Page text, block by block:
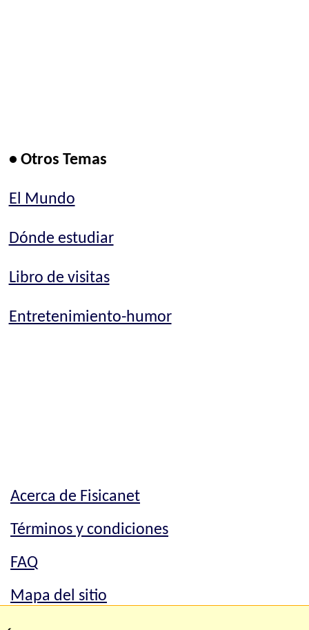
• Otros Temas
El Mundo
Dónde estudiar
Libro de visitas
Entretenimiento-humor
Acerca de Fisicanet
Términos y condiciones
FAQ
Mapa del sitio